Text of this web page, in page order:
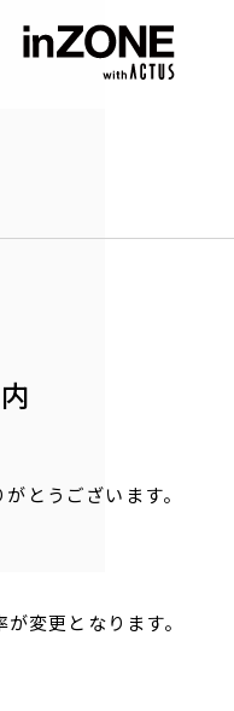
とうございます。
変更となります。